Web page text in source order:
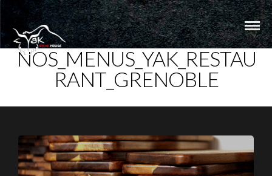
NOS_MENUS_YAK_RESTAU
RANT_GRENOBLE